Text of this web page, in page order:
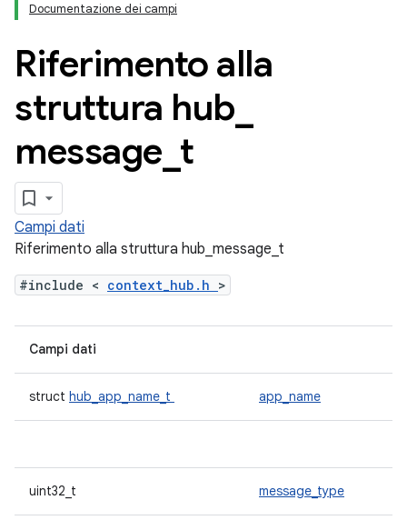
Documentazione dei campi
Riferimento alla
struttura hub
message t
Campi dati
Riferimento alla struttura hub_message_t
#include < context_hub.h >
Campi dati
struct hub_app_name_t app_name
uint32_t message_type